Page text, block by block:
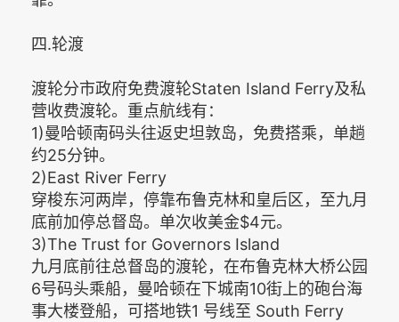
四.轮渡
渡轮分市政府免费渡轮Staten Island Ferry及私
营收费渡轮。重点航线有：
1)曼哈顿南码头往返史坦敦岛，免费搭乘，单趟
约25分钟。
2)East River Ferry
穿梭东河两岸，停靠布鲁克林和皇后区，至九月
底前加停总督岛。单次收美金$4元。
3)The Trust for Governors Island
九月底前往总督岛的渡轮，在布鲁克林大桥公园
6号码头乘船，曼哈顿在下城南10街上的砲台海
事大楼登船，可搭地铁1 号线至 South Ferry